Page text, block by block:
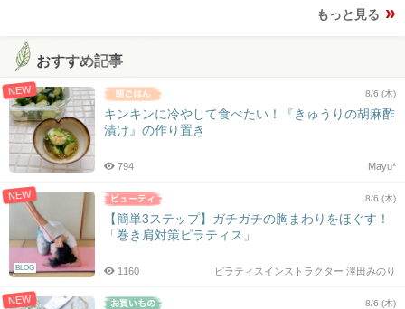
もっと見る
おすすめ記事
NEW 8/6 (木)
キンキンに冷やして食べたい！『きゅうりの胡麻酢
漬け』の作り置き
Mayu*
794
NEW
BLOG
8/6 (木)
【簡単3ステップ】ガチガチの胸まわりをほぐす！
「巻き肩対策ピラティス」
ピラティスインストラクター 澤田みのり
1160
NEW 8/6 (木)